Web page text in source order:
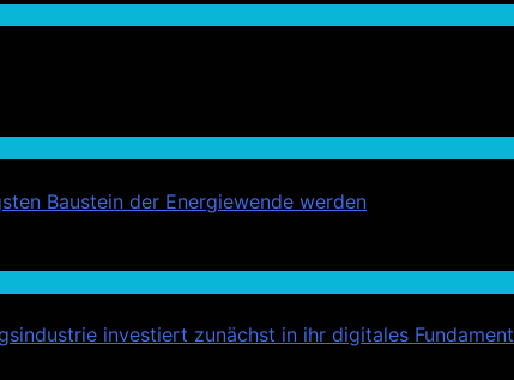
Baustein der Energiewende werden
investiert zunächst in ihr digitales Fundament